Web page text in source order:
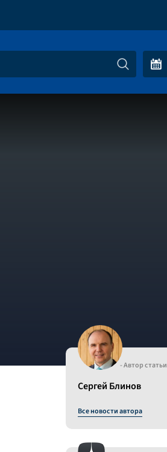
- Автор статьи
Сергей Блинов
Все новости автора